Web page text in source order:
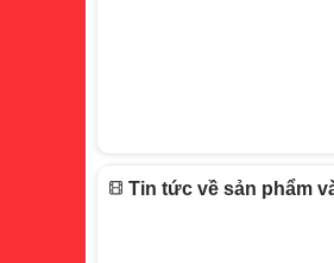
Tin tức về sản phẩm